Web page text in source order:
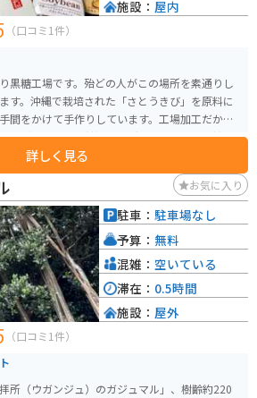
（口コミ1件）
黒糖工場です。殆どの人がこの場所を素通りし
す。沖縄で栽培された「さとうきび」を原料に
間をかけて手作りしています。工場加工だから
ー（しょうが黒糖）」「ゴーヤ、ウコン黒糖」
にとんだ商品もあります。「ブエナス・エル
品もお勧めです。
詳しく見る
施設： 屋内
お気に入り
（口コミ1件）
所（ウガンジュ）のガジュマル」、樹齢約220
駐車： 駐車場なし
予算： 無料
混雑： 空いている
滞在： 0.5時間
施設： 屋外